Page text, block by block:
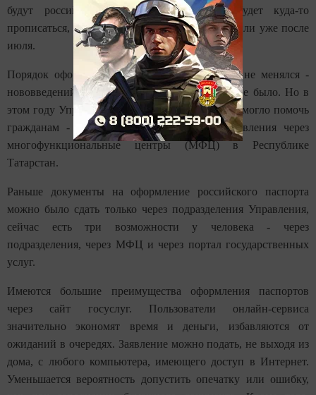
будут российские паспорта или нужно будет куда-то
прописаться, выписаться, делали это до июня или уже после
июля.
Порядок оформления паспортов существенно не менялся -
нововведений в законодательстве за этот год не было. Но в
этом году Управление по вопросам миграции смогло помочь
гражданам - теперь они могут подавать заявления через
многофункциональные центры (МФЦ) в Республике
Татарстан.
Раньше документы на оформление российского паспорта
можно было сдать только через подразделения Управления,
сейчас есть три возможности у человека - через
подразделения, через МФЦ и через портал государственных
услуг.
Имеются большие преимущества оформления паспортов
через сайт госуслуг. Пользователи онлайн-сервиса
значительно экономят время и деньги, избавляются от
ожиданий в очередях. Заявление можно подать, не выходя из
дома, с любого компьютера, имеющего доступ в Интернет.
Уменьшается вероятность допустить опечатку или ошибку,